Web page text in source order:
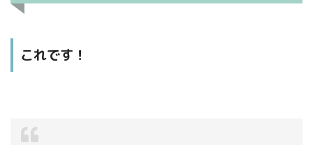
これです！